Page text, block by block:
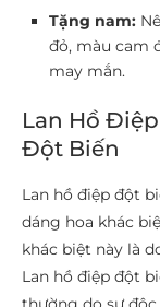
Tặng nam:
đỏ, màu cam
may mắn.
Lan Hồ
Đột Biến
Lan hồ điệp đột
dáng hoa khác
khác biệt này là
Lan hồ điệp đột